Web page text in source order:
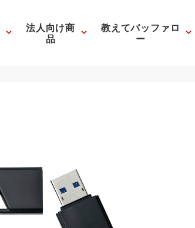
法人向け商
品
教えてバッファロ
ー